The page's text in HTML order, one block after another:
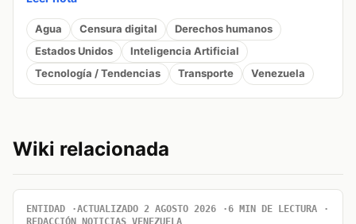
Agua Censura digital
Derechos humanos
Estados Unidos
Inteligencia Artificial
Tecnología / Tendencias
Transporte Venezuela
Wiki relacionada
ENTIDAD ACTUALIZADO 2 AGOSTO 2026
6 MIN DE LECTURA
REDACCIÓN NOTICIAS VENEZUELA